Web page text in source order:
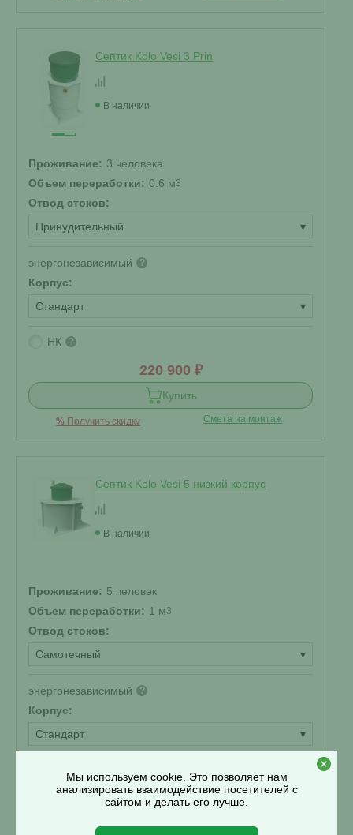
Септик Kolo Vesi 3 Prin
В наличии
Проживание: 3 человека
Объем переработки: 0.6 м3
Отвод стоков:
Принудительный
▾
энергонезависимый ?
Корпус:
Стандарт
▾
НК ?
220 900 ₽
Купить
% Получить скидку Смета на монтаж
Септик Kolo Vesi 5 низкий корпус
В наличии
Проживание: 5 человек
Объем переработки: 1 м3
Отвод стоков:
Самотечный
▾
энергонезависимый ?
Корпус:
Стандарт
▾
220 900 ₽
Мы используем cookie. Это позволяет нам
анализировать взаимодействие посетителей с
сайтом и делать его лучше.